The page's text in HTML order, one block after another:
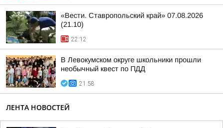
«Вести. Ставропольский край» 07.08.2026
(21.10)
22:12
В Левокумском округе школьники прошли
необычный квест по ПДД
21:58
ЛЕНТА НОВОСТЕЙ